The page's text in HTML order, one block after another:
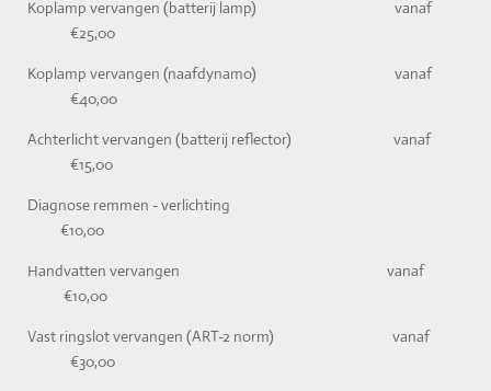
Koplamp vervangen (batterij lamp) vanaf
€25,00
Koplamp vervangen (naafdynamo) vanaf
€40,00
Achterlicht vervangen (batterij reflector) vanaf
€15,00
Diagnose remmen - verlichting
€10,00
Handvatten vervangen vanaf
€10,00
Vast ringslot vervangen (ART-2 norm) vanaf
€30,00